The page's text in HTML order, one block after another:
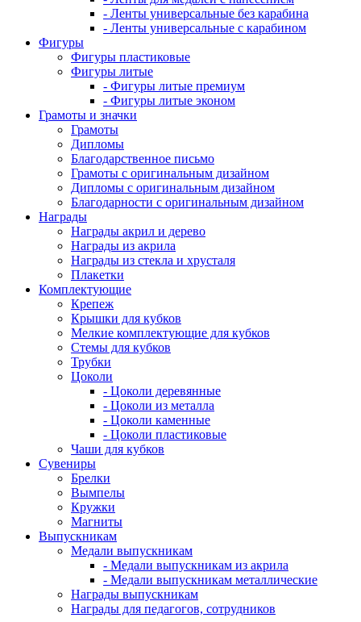
- Ленты универсальные без карабина
- Ленты универсальные с карабином
Фигуры
Фигуры пластиковые
Фигуры литые
- Фигуры литые премиум
- Фигуры литые эконом
Грамоты и значки
Грамоты
Дипломы
Благодарственное письмо
Грамоты с оригинальным дизайном
Дипломы с оригинальным дизайном
Благодарности с оригинальным дизайном
Награды
Награды акрил и дерево
Награды из акрила
Награды из стекла и хрусталя
Плакетки
Комплектующие
Крепеж
Крышки для кубков
Мелкие комплектующие для кубков
Стемы для кубков
Трубки
Цоколи
- Цоколи деревянные
- Цоколи из металла
- Цоколи каменные
- Цоколи пластиковые
Чаши для кубков
Сувениры
Брелки
Вымпелы
Кружки
Магниты
Выпускникам
Медали выпускникам
- Медали выпускникам из акрила
- Медали выпускникам металлические
Награды выпускникам
Награды для педагогов, сотрудников